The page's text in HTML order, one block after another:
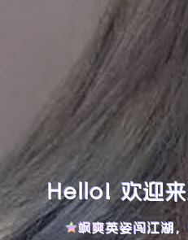
Hello! 欢迎来
飒爽英姿闯江湖